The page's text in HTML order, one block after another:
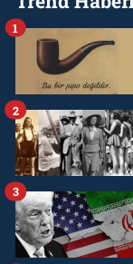
1
2
3